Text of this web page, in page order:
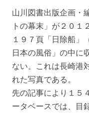
山川図書出版企画
トの幕末」が２０１
１９７頁「日除船」
日本の風俗」の中に
ない。これは長崎港
れた写真である。
先の記事により１５
ータベースでは、目